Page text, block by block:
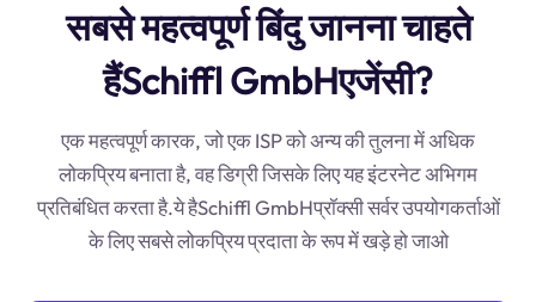
सबसे महत्वपूर्ण बिंदु जानना चाहते
हैंSchiffl GmbHएजेंसी?
एक महत्वपूर्ण कारक, जो एक ISP को अन्य की तुलना में अधिक
लोकप्रिय बनाता है, वह डिग्री जिसके लिए यह इंटरनेट अभिगम
प्रतिबंधित करता है.ये हैSchiffl GmbHप्रॉक्सी सर्वर उपयोगकर्ताओं
के लिए सबसे लोकप्रिय प्रदाता के रूप में खड़े हो जाओ